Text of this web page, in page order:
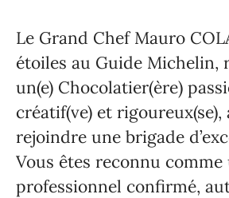
Le Grand Chef Mauro
étoiles au Guide Michelin,
un(e) Chocolatier(ère)
créatif(ve) et rigoureux(se),
rejoindre une brigade
Vous êtes reconnu comme
professionnel confirmé,